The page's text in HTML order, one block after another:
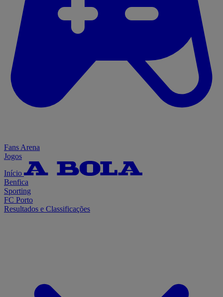
Fans Arena
Jogos
Início
Benfica
Sporting
FC Porto
Resultados e Classificações